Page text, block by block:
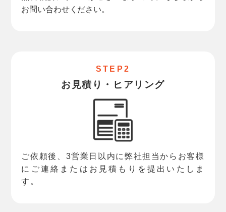
お問い合わせください。
STEP2
お見積り・ヒアリング
ご依頼後、3営業日以内に弊社担当からお客様
にご連絡またはお見積もりを提出いたしま
す。